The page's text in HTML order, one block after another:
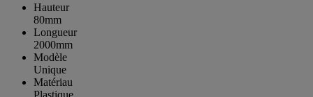
Hauteur
80mm
Longueur
2000mm
Modèle
Unique
Matériau
Plastique